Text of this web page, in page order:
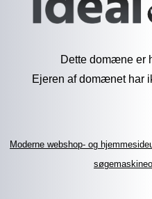
Dette domæne er
Ejeren af domænet har
Moderne webshop- og